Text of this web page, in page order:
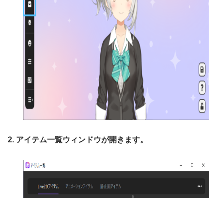
2. アイテム一覧ウィンドウが開きます。